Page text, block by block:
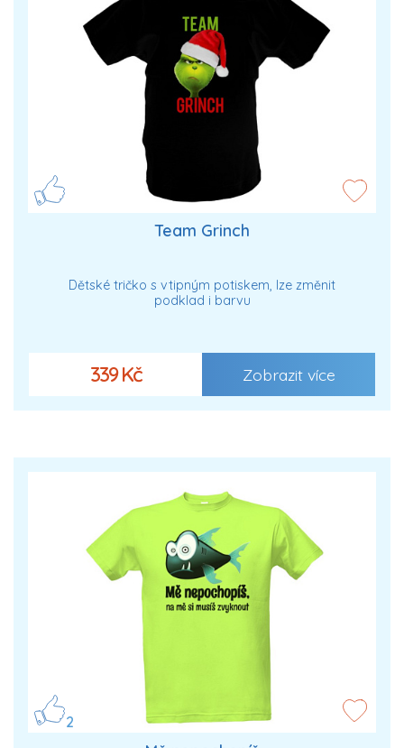
Team Grinch
Dětské tričko s vtipným potiskem, lze změnit
podklad i barvu
339 Kč Zobrazit více
2